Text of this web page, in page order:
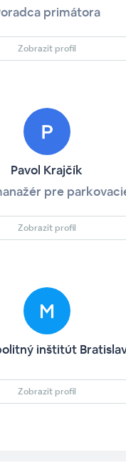
primátora
Zobrazit profil
Pavol Krajčík
pre
Zobrazit profil
inštitút
Zobrazit profil